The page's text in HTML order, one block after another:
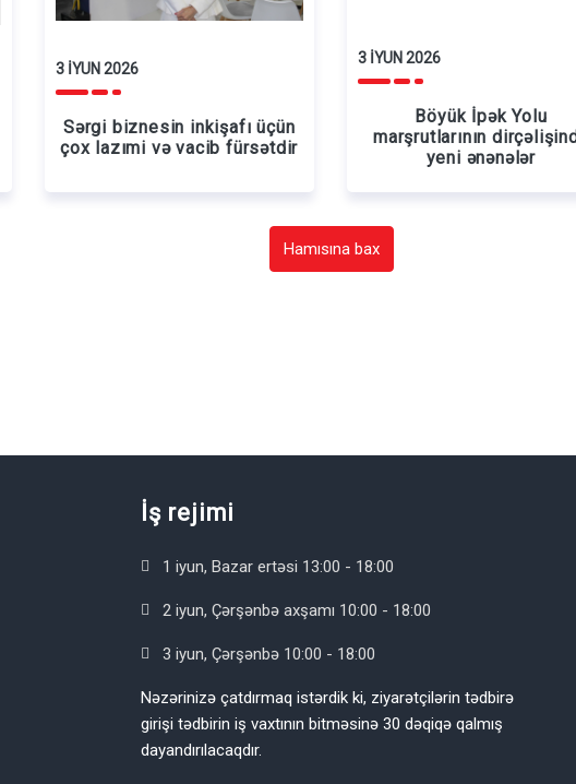
3 İYUN 2026
Sərgi biznesin inkişafı üçün
çox lazımi və vacib fürsətdir
3 İYUN 2026
Böyük İpək Yolu
marşrutlarının
yeni ənənələr
Hamısına bax
İş rejimi
1 iyun, Bazar ertəsi 13:00 - 18:00
2 iyun, Çərşənbə axşamı 10:00 - 18:00
3 iyun, Çərşənbə 10:00 - 18:00
Nəzərinizə çatdırmaq istərdik ki, ziyarətçilərin tədbirə
girişi tədbirin iş vaxtının bitməsinə 30 dəqiqə qalmış
dayandırılacaqdır.